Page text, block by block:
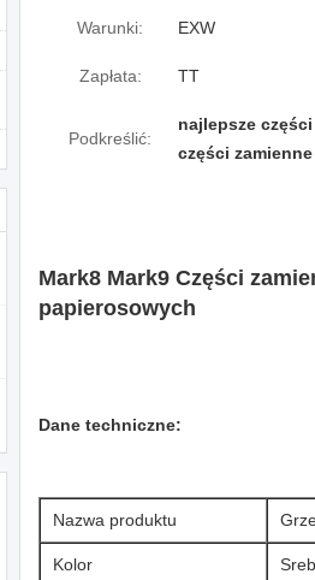
Warunki: EXW
Zapłata: TT
Podkreślić:
najlepsze
części
Mark8 Mark9 Części
papierosowych
Dane techniczne:
Nazwa produktu
Kolor